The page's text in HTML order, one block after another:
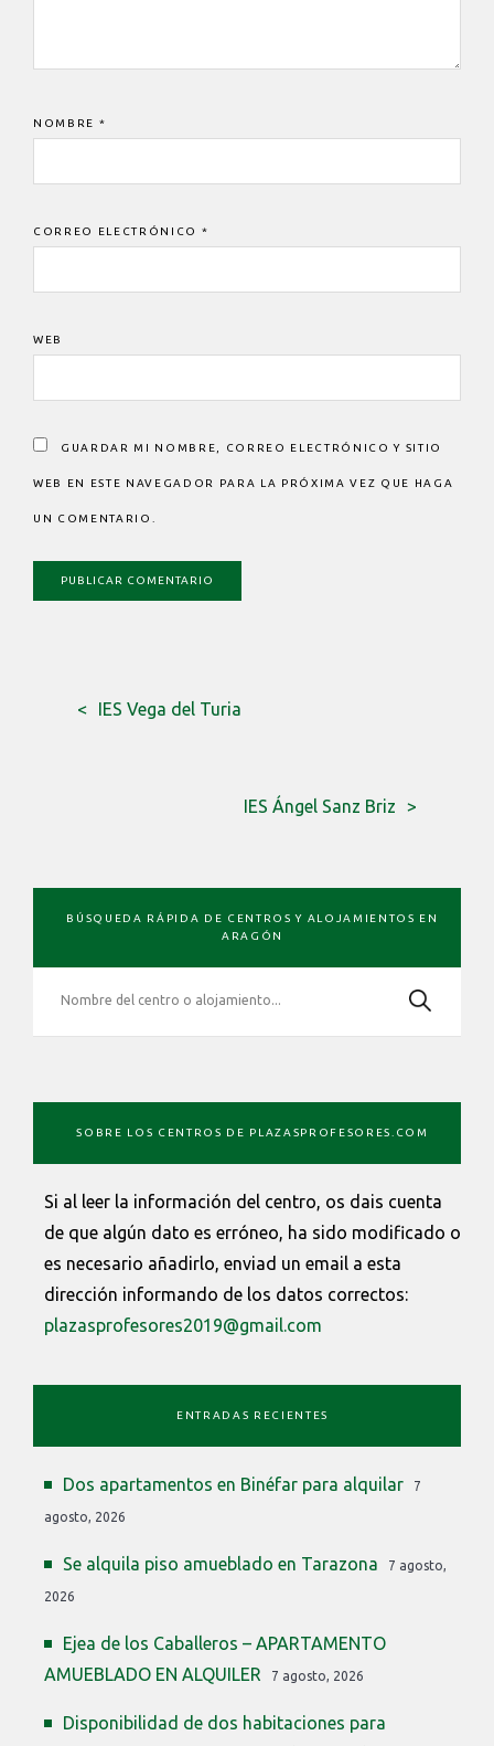
NOMBRE *
CORREO ELECTRÓNICO *
WEB
GUARDAR MI NOMBRE, CORREO ELECTRÓNICO Y SITIO
WEB EN ESTE NAVEGADOR PARA LA PRÓXIMA VEZ QUE HAGA
UN COMENTARIO.
IES Vega del Turia
IES Ángel Sanz Briz
PRIMARIA
BÚSQUEDA RÁPIDA DE CENTROS Y ALOJAMIENTOS EN
ARAGÓN
SOBRE LOS CENTROS DE PLAZASPROFESORES.COM
Si al leer la información del centro, os dais cuenta
de que algún dato es erróneo, ha sido modificado o
es necesario añadirlo, enviad un email a esta
dirección informando de los datos correctos:
plazasprofesores2019@gmail.com
ENTRADAS RECIENTES
Dos apartamentos en Binéfar para alquilar 7
agosto, 2026
Se alquila piso amueblado en Tarazona 7 agosto,
2026
Ejea de los Caballeros – APARTAMENTO
AMUEBLADO EN ALQUILER
7 agosto, 2026
Disponibilidad de dos habitaciones para